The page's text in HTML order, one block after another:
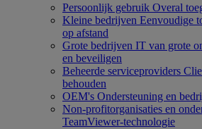
Persoonlijk gebruik Overal
Kleine bedrijven Eenvoudige
op afstand
Grote bedrijven IT van grote
en beveiligen
Beheerde serviceproviders
behouden
OEM's Ondersteuning en
Non-profitorganisaties en
TeamViewer-technologie